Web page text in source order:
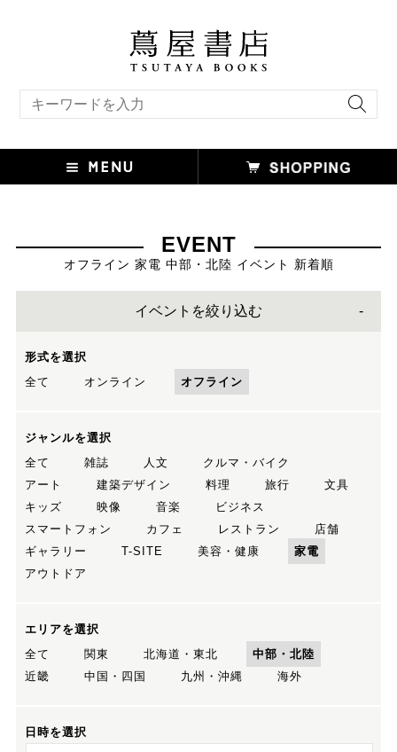
EVENT
オフライン 家電 中部・北陸 イベント 新着順
イベントを絞り込む
形式を選択
全て
オンライン オフライン
ジャンルを選択
全て
雑誌 人文
クルマ・バイク
アート
建築デザイン 料理 旅行
文具
キッズ
映像 音楽
ビジネス
スマートフォン
カフェ レストラン
店舗
ギャラリー
T-SITE 美容・健康
家電
アウトドア
エリアを選択
全て
関東 北海道・東北
中部・北陸
近畿
中国・四国 九州・沖縄 海外
日時を選択